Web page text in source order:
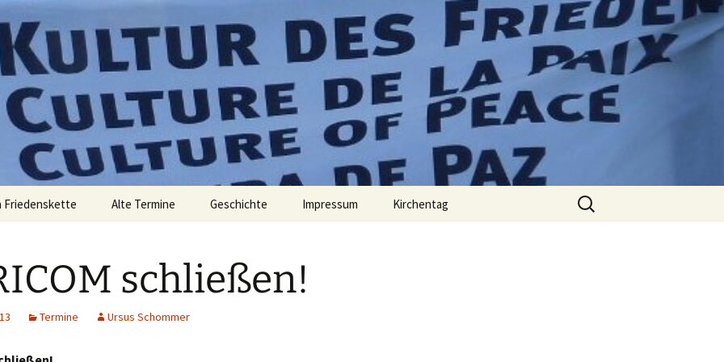
zu verändern. – Bertolt Brecht
Alte Termine Geschichte Impressum Kirchentag
Suchen
nach:
schließen!
Termine Ursus Schommer